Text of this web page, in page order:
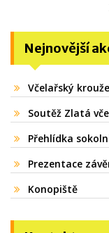
Nejnovější
Včelařský
Soutěž Zlatá
Přehlídka
Prezentace
Konopiště